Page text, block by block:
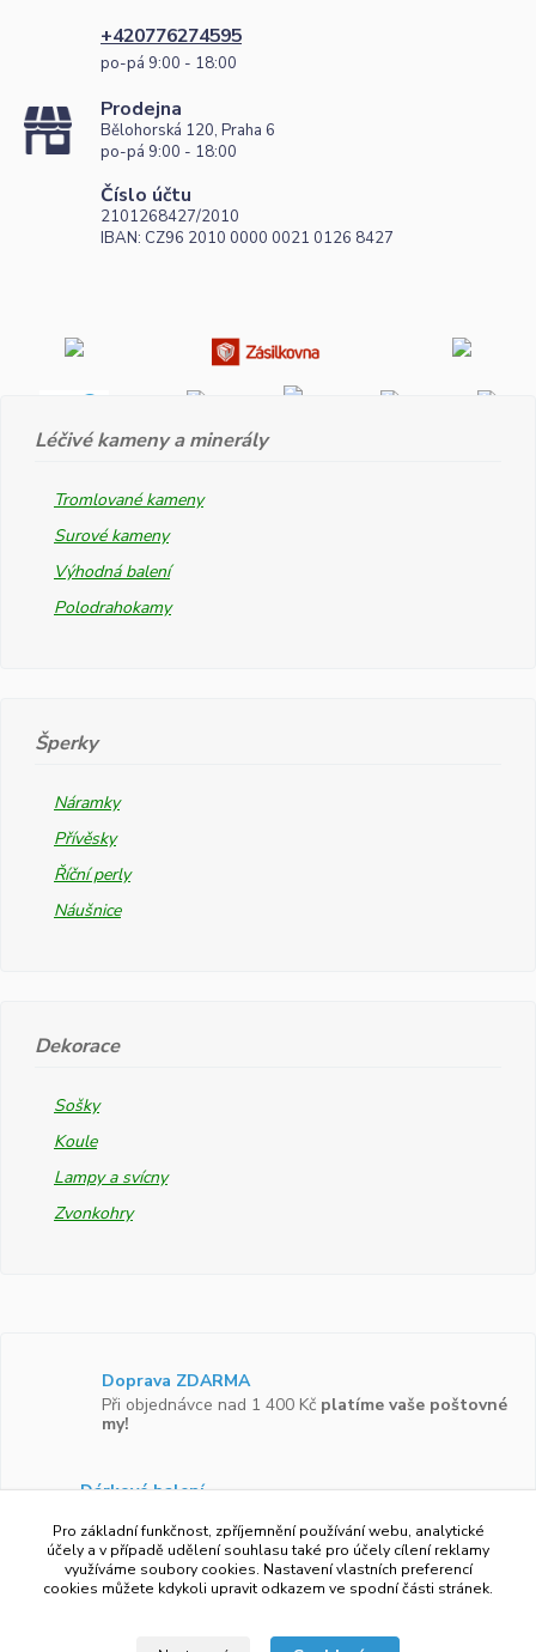
+420776274595
po-pá 9:00 - 18:00
Prodejna
Bělohorská 120, Praha 6
po-pá 9:00 - 18:00
Číslo účtu
2101268427/2010
IBAN: CZ96 2010 0000 0021 0126 8427
Léčivé kameny a minerály
Tromlované kameny
Surové kameny
Výhodná balení
Polodrahokamy
Šperky
Náramky
Přívěsky
Říční perly
Náušnice
Dekorace
Sošky
Koule
Lampy a svícny
Zvonkohry
Doprava ZDARMA
Při objednávce nad 1 400 Kč platíme vaše poštovné
my!
Dárkové balení
Ověřeno zákazníky
Pro základní funkčnost, zpříjemnění používání webu, analytické
účely a v případě udělení souhlasu také pro účely cílení reklamy
využíváme soubory cookies. Nastavení vlastních preferencí
cookies můžete kdykoli upravit odkazem ve spodní části stránek.